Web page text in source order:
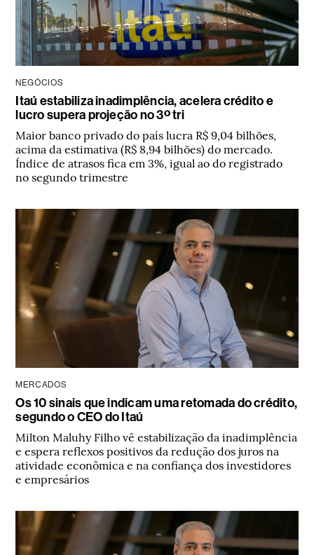
NEGÓCIOS
Itaú estabiliza inadimplência, acelera crédito e
lucro supera projeção no 3º tri
Maior banco privado do país lucra R$ 9,04 bilhões,
acima da estimativa (R$ 8,94 bilhões) do mercado.
Índice de atrasos fica em 3%, igual ao do registrado
no segundo trimestre
MERCADOS
Os 10 sinais que indicam uma retomada do crédito,
segundo o CEO do Itaú
Milton Maluhy Filho vê estabilização da inadimplência
e espera reflexos positivos da redução dos juros na
atividade econômica e na confiança dos investidores
e empresários